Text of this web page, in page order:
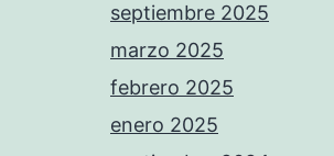
septiembre 2025
marzo 2025
febrero 2025
enero 2025